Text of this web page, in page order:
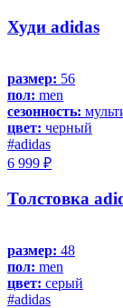
Худи adidas
размер: 56
пол: men
сезонность:
цвет: черный
#adidas
6 999 ₽
Толстовка
размер: 48
пол: men
цвет: серый
#adidas